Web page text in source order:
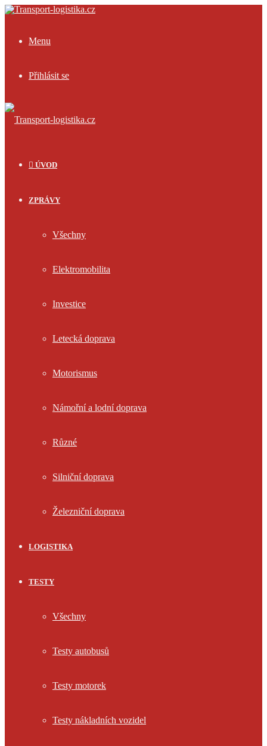
Menu
Přihlásit se
ÚVOD
ZPRÁVY
Všechny
Elektromobilita
Investice
Letecká doprava
Motorismus
Námořní a lodní doprava
Různé
Silniční doprava
Železniční doprava
LOGISTIKA
TESTY
Všechny
Testy autobusů
Testy motorek
Testy nákladních vozidel